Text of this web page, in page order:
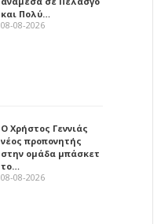
και Πολύ…
08-08-2026
Ο Χρήστος Γεννιάς
νέος προπονητής
στην ομάδα μπάσκετ
το…
08-08-2026